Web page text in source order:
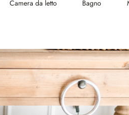
Camera da letto Bagno